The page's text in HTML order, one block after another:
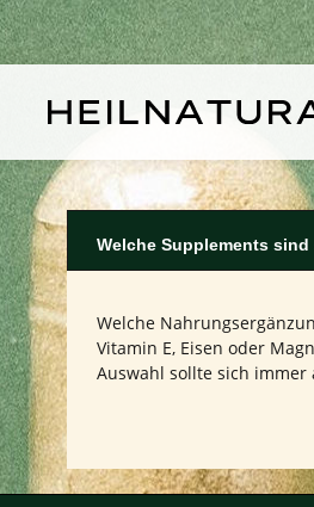
Hauptinhalt springen
Zur Hauptnavigation springen
Welche Supplements
Welche
Vitamin E, Eisen oder
Auswahl sollte sich